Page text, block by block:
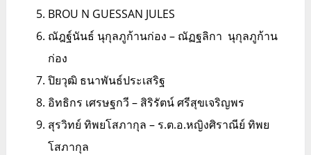
BROU N GUESSAN JULES
ณัฎฐ์นันธ์ นุกุลภูก้านก่อง – ณัฏฐลิกา นุกุลภูก้าน
ก่อง
ปิยวุฒิ ธนาพันธ์ประเสริฐ
อิทธิกร เศรษฐกวี – สิริรัตน์ ศรีสุขเจริญพร
สุรวิทย์ ทิพยโสภากุล – ร.ต.อ.หญิงศิราณีย์ ทิพย
โสภากุล